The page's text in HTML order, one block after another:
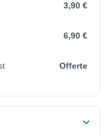
3,90 €
6,90 €
Offerte